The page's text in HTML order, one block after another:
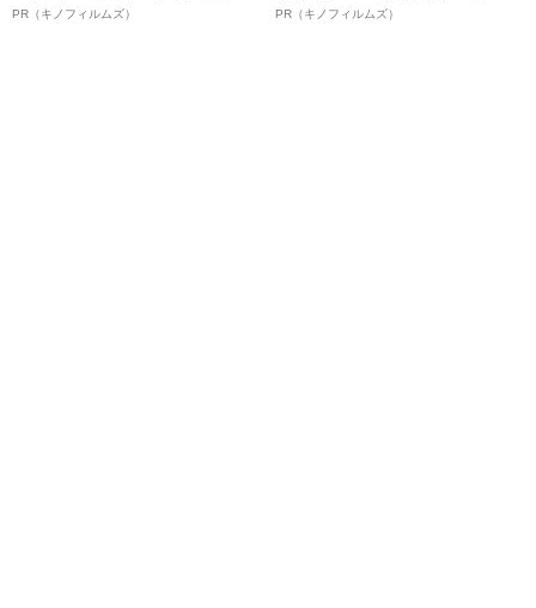
ルインタビュー“観客を魅了した
PR（キノフィルムズ）
ボ》
PR（キノフィルムズ）